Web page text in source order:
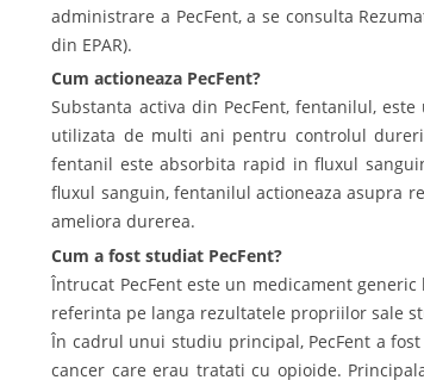
administrare a PecFent, a se consulta
din EPAR).
Cum actioneaza PecFent?
Substanta activa din PecFent, fentanilul,
utilizata de multi ani pentru controlul
fentanil este absorbita rapid in fluxul
fluxul sanguin, fentanilul actioneaza asupra
ameliora durerea.
Cum a fost studiat PecFent?
Întrucat PecFent este un medicament
referinta pe langa rezultatele propriilor sale
În cadrul unui studiu principal, PecFent a
cancer care erau tratati cu opioide.